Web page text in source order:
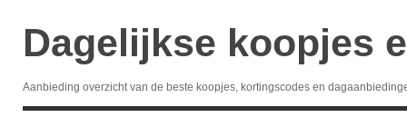
Dagelijkse koopjes
Aanbieding overzicht van de beste koopjes, kortingscodes en